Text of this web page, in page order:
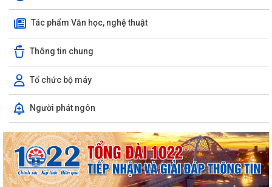
Tác phẩm Văn học, nghệ thuật
Thông tin chung
Tổ chức bộ máy
Người phát ngôn
bàn xã
Lãnh đạo xã Bình Giang kiểm tra tiến độ thi công các công trình trên
địa bàn
Về việc công khai danh mục thủ tục hành chính được sửa đổi, bổ sung,